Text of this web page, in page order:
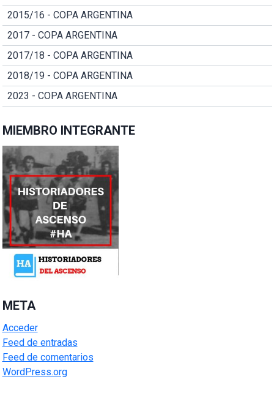
2015/16 - COPA ARGENTINA
2017 - COPA ARGENTINA
2017/18 - COPA ARGENTINA
2018/19 - COPA ARGENTINA
2023 - COPA ARGENTINA
MIEMBRO INTEGRANTE
META
Acceder
Feed de entradas
Feed de comentarios
WordPress.org